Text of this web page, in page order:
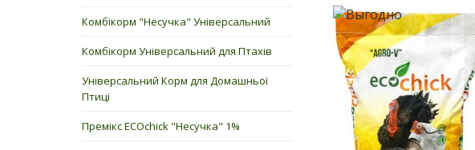
Комбікорм "Несучка" Універсальний
Комбікорм Універсальний для Птахів
Універсальний Корм ​​для Домашньої
Птиці
Премікс ECOchick "Несучка" 1%